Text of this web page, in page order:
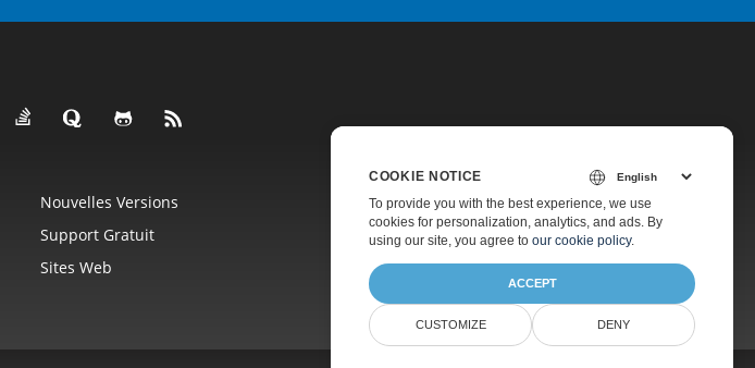
Nouvelles Versions
Tarification
Support Gratuit
Support Payant
Sites Web À Propos
COOKIE NOTICE
To provide you with the best experience, we use
cookies for personalization, analytics, and ads. By
using our site, you agree to our cookie policy.
ACCEPT
CUSTOMIZE DENY